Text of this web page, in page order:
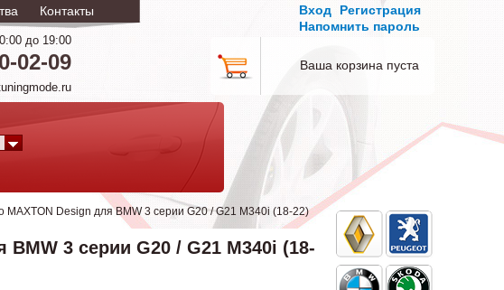
до 19:00
02-09
Контакты Вход
Регистрация
Напомнить пароль
Ваша корзина пуста
Design для BMW 3 серии G20 / G21 M340i (18-22)
3 серии G20 / G21 M340i (18-